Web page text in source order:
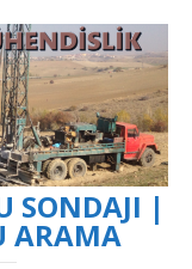
SONDAJI |
ARAMA